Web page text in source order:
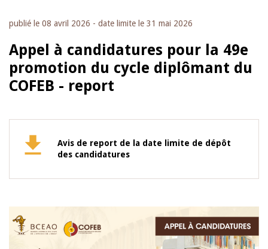
publié le 08 avril 2026 - date limite le 31 mai 2026
Appel à candidatures pour la 49e
promotion du cycle diplômant du
COFEB - report
Avis de report de la date limite de dépôt
des candidatures